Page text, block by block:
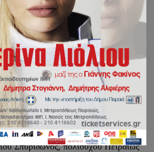
στον
του Πειραιά.
Σπυρίδωνος, πολιούχου Πειραιώς